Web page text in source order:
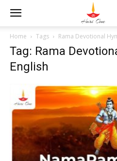
Home Tags Rama Devotional
Tag: Rama
English